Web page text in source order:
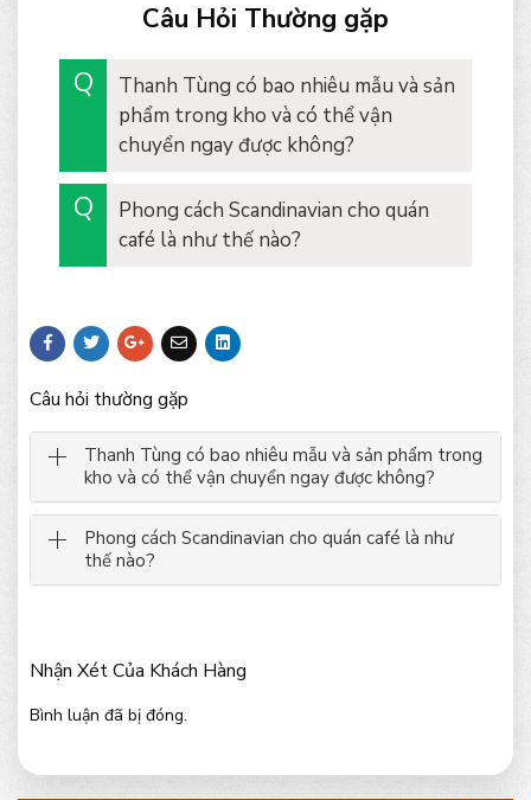
Câu Hỏi Thường gặp
Thanh Tùng có bao nhiêu mẫu và sản
phẩm trong kho và có thể vận
chuyển ngay được không?
Phong cách Scandinavian cho quán
café là như thế nào?
Câu hỏi thường gặp
Thanh Tùng có bao nhiêu mẫu và sản phẩm trong
kho và có thể vận chuyển ngay được không?
Phong cách Scandinavian cho quán café là như
thế nào?
Nhận Xét Của Khách Hàng
Bình luận đã bị đóng.